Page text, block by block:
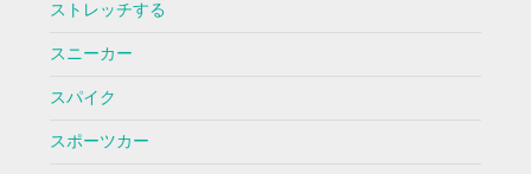
ストレッチする
スニーカー
スパイク
スポーツカー